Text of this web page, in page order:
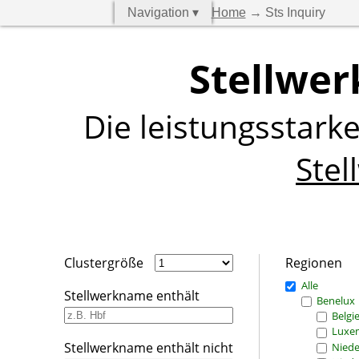
Navigation ▾ Home→ Sts Inquiry
Die
Clustergröße
Stellwerkname enthält
Stellwerkname enthält nicht
Regionen
Alle
Benelux